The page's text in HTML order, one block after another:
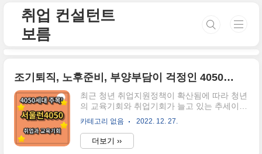
취업 컨설턴트
보름
조기퇴직, 노후준비, 부양부담이 걱정인 4050세대를 위한 서울런 4050을 여섯가지로 압축해서 알아보자
최근 청년 취업지원정책이 확산됨에 따라 청년
의 교육기회와 취업기회가 늘고 있는 추세이긴
하지만, 여전히 실업률은 그대로인 것이 안타
까운 현실인데요. 그런데 더 큰 문제점이 생기
고 있다는 사실, 다들 알고 계신가요? 그 문제
는 노인일자리, 중장년일자리도 청년일자리만
카테고리 없음 2022. 12. 27.
더보기 ››